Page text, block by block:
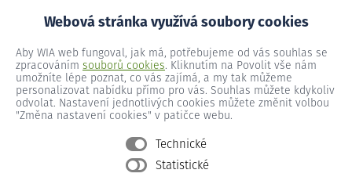
Webová stránka využívá soubory cookies
Aby WIA web fungoval, jak má, potřebujeme od vás souhlas se
zpracováním souborů cookies. Kliknutím na Povolit vše nám
umožníte lépe poznat, co vás zajímá, a my tak můžeme
personalizovat nabídku přímo pro vás. Souhlas můžete kdykoliv
odvolat. Nastavení jednotlivých cookies můžete změnit volbou
"Změna nastavení cookies" v patičce webu.
Technické
Statistické
Všeobecné podmínky